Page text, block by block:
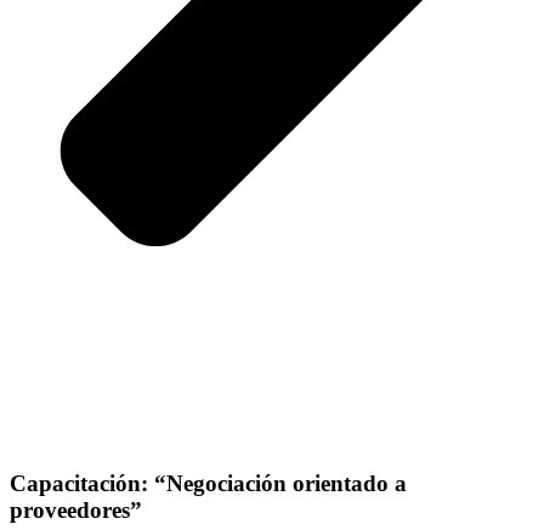
Capacitación: “Negociación orientado a
proveedores”